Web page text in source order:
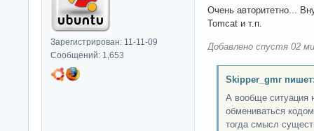
Зарегистрирован: 11-11-09
Сообщений: 1,653
Очень авторитетно...
Tomcat и т.п.
Добавлено спустя 02
Skipper_gmr
А вообще ситуация
обмениваться
тогда смысл